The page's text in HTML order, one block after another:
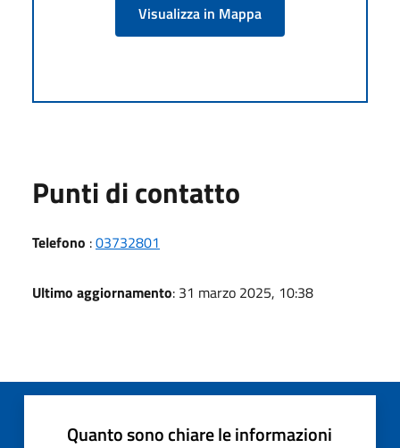
Visualizza in Mappa
Punti di contatto
Telefono :03732801
Ultimo aggiornamento: 31 marzo 2025, 10:38
Quanto sono chiare le informazioni